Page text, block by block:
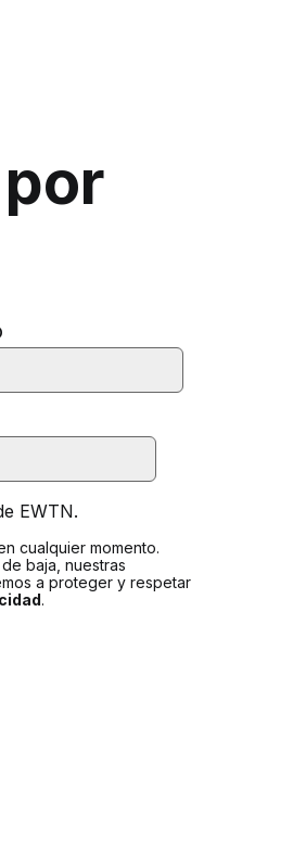
por
EWTN.
cualquier momento.
baja, nuestras
a proteger y respetar
.